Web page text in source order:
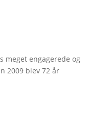
meget engagerede og
2009 blev 72 år